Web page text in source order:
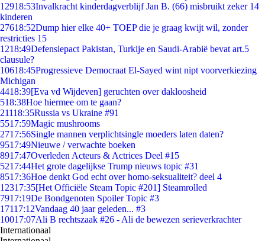
12918:53Invalkracht kinderdagverblijf Jan B. (66) misbruikt zeker 14
kinderen
27618:52Dump hier elke 40+ TOEP die je graag kwijt wil, zonder
restricties 15
1218:49Defensiepact Pakistan, Turkije en Saudi-Arabië bevat art.5
clausule?
10618:45Progressieve Democraat El-Sayed wint nipt voorverkiezing
Michigan
4418:39[Eva vd Wijdeven] geruchten over dakloosheid
518:38Hoe hiermee om te gaan?
21118:35Russia vs Ukraine #91
5517:59Magic mushrooms
2717:56Single mannen verplichtsingle moeders laten daten?
9517:49Nieuwe / verwachte boeken
8917:47Overleden Acteurs & Actrices Deel #15
5217:44Het grote dagelijkse Trump nieuws topic #31
8517:36Hoe denkt God echt over homo-seksualiteit? deel 4
12317:35[Het Officiële Steam Topic #201] Steamrolled
7917:19De Bondgenoten Spoiler Topic #3
17117:12Vandaag 40 jaar geleden... #3
10017:07Ali B rechtszaak #26 - Ali de bewezen serieverkrachter
Internationaal